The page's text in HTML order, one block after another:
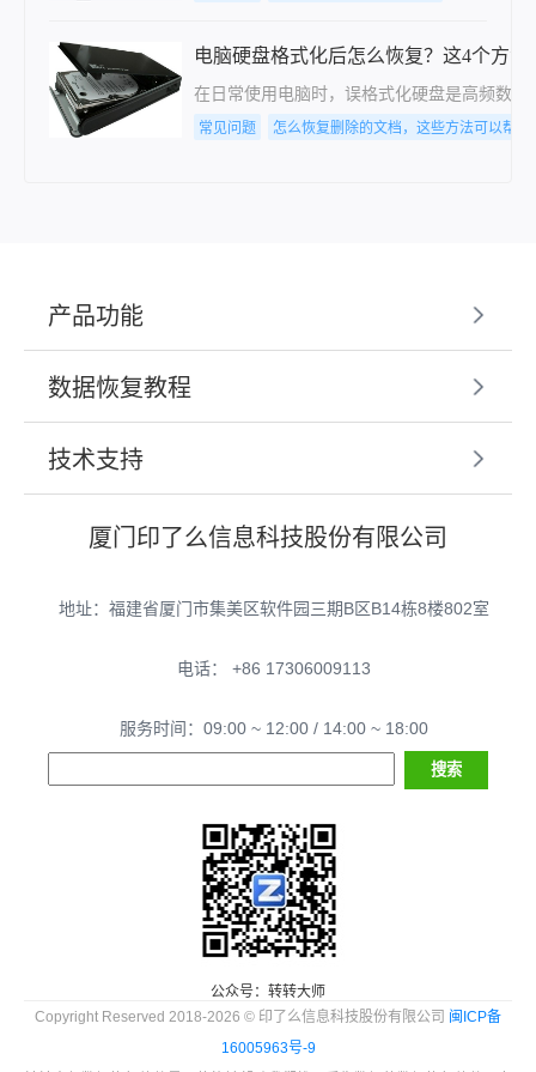
电脑硬盘格式化后怎么恢复？这4个方法
在日常使用电脑时，误格式化硬盘是高频数
常见问题 怎么恢复删除的文档，这些方法可以帮到
产品功能
数据恢复教程
技术支持
厦门印了么信息科技股份有限公司
地址：福建省厦门市集美区软件园三期B区B14栋8楼802室
电话： +86 17306009113
服务时间：09:00 ~ 12:00 / 14:00 ~ 18:00
公众号：转转大师
Copyright Reserved 2018-2026 © 印了么信息科技股份有限公司 闽ICP备
16005963号-9